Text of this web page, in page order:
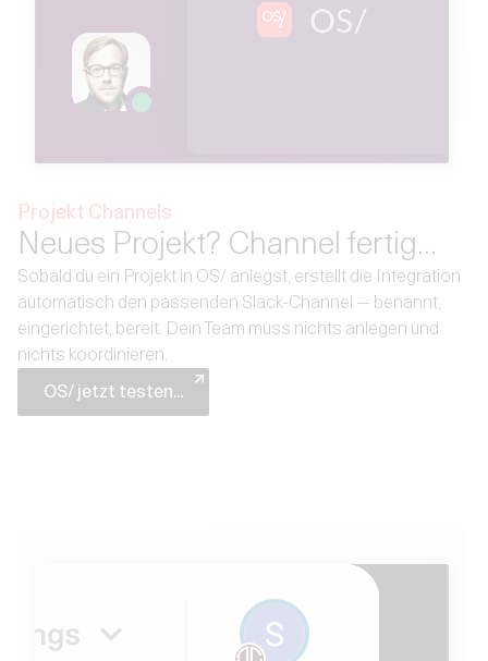
Projekt Channels
Neues Projekt? Channel fertig...
Sobald du ein Projekt in OS/ anlegst, erstellt die Integration
automatisch den passenden Slack-Channel — benannt,
eingerichtet, bereit. Dein Team muss nichts anlegen und
nichts koordinieren.
OS/ jetzt testen...